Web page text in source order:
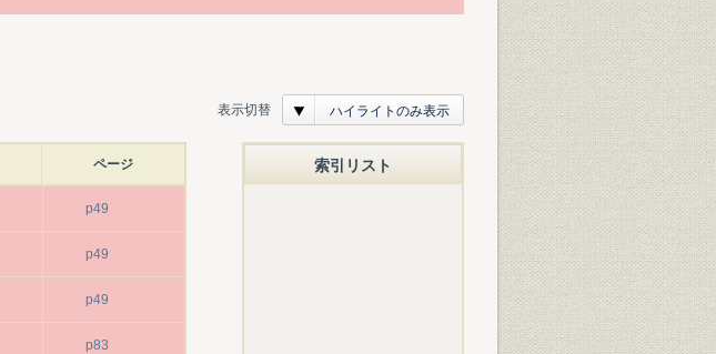
表示切替 ハイライトのみ表示
ページ
p49
p49
p49
p83
索引リスト